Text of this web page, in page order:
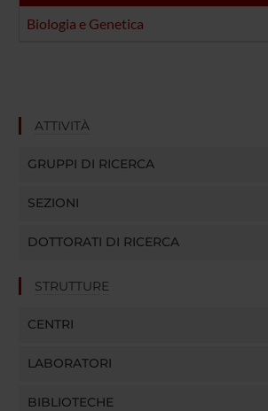
Biologia e Genetica
ATTIVITÀ
GRUPPI DI RICERCA
SEZIONI
DOTTORATI DI RICERCA
STRUTTURE
CENTRI
LABORATORI
BIBLIOTECHE